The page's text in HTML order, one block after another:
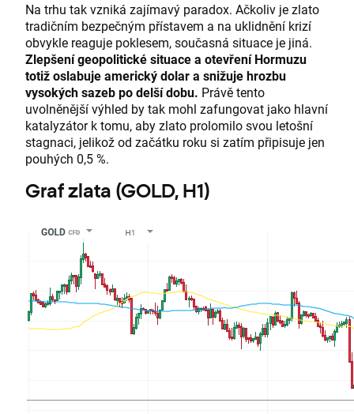
Na trhu tak vzniká zajímavý paradox. Ačkoliv je zlato
tradičním bezpečným přístavem a na uklidnění krizí
obvykle reaguje poklesem, současná situace je jiná.
Zlepšení geopolitické situace a otevření Hormuzu
totiž oslabuje americký dolar a snižuje hrozbu
vysokých sazeb po delší dobu. Právě tento
uvolněnější výhled by tak mohl zafungovat jako hlavní
katalyzátor k tomu, aby zlato prolomilo svou letošní
stagnaci, jelikož od začátku roku si zatím připisuje jen
pouhých 0,5 %.
Graf zlata (GOLD, H1)